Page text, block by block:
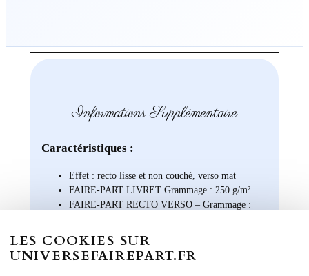
Informations Supplémentaire
Caractéristiques :
Effet : recto lisse et non couché, verso mat
FAIRE-PART LIVRET Grammage : 250 g/m²
FAIRE-PART RECTO VERSO – Grammage :
Formats disponibles :
Livret : 14,5 x 29,4 cm (Ouvert) / 14,5 x 13,8 cm
LES COOKIES SUR
UNIVERSEFAIREPART.FR